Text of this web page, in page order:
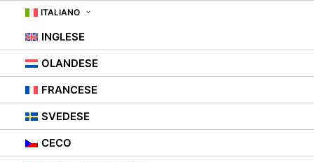
ITALIANO
INGLESE
OLANDESE
FRANCESE
SVEDESE
CECO